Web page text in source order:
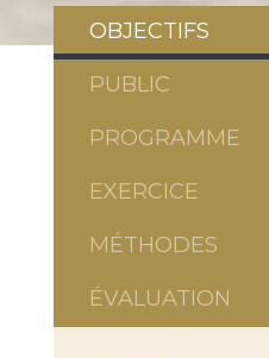
OBJECTIFS
PUBLIC
PROGRAMME
EXERCICE
MÉTHODES
ÉVALUATION